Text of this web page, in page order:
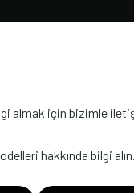
almak için bizimle
hakkında bilgi alın.